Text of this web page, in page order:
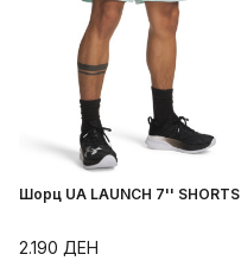
Шорц UA LAUNCH 7'' SHORTS
2.190 ДЕН